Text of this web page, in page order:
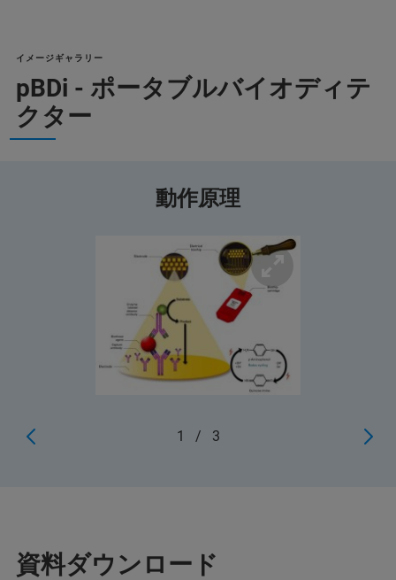
イメージギャラリー
pBDi - ポータブルバイオディテ
クター
動作原理
1 / 3
資料ダウンロード